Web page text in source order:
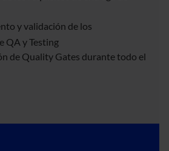
y validación de los
QA y Testing
de Quality Gates durante todo el